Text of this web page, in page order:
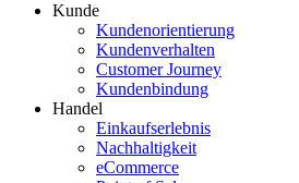
Kunde
Kundenorientierung
Kundenverhalten
Customer Journey
Kundenbindung
Handel
Einkaufserlebnis
Nachhaltigkeit
eCommerce